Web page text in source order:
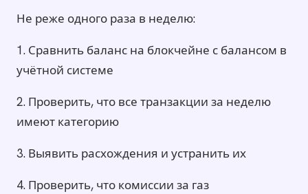
Не реже одного раза в неделю:
1. Сравнить баланс на блокчейне с балансом в
учётной системе
2. Проверить, что все транзакции за неделю
имеют категорию
3. Выявить расхождения и устранить их
4. Проверить, что комиссии за газ